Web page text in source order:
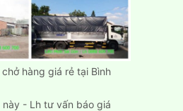
hàng giá rẻ tại Bình
này - Lh tư vấn báo giá